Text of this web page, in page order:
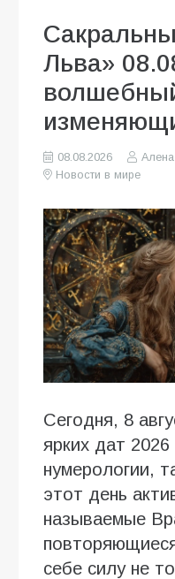
Льва»
08.08.2026
Новости в мире
Сегодня, 8
ярких дат 2026
нумерологии,
этот день
называемые
себе силу не